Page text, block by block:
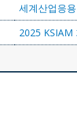
세계산업응
2025 KSIAM